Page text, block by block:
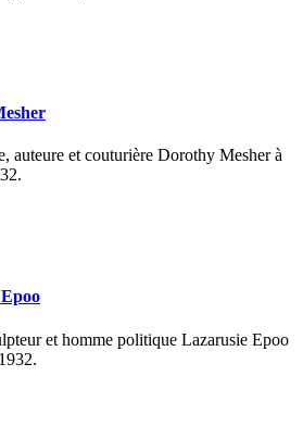
auteure et couturière Dorothy Mesher à
et homme politique Lazarusie Epoo